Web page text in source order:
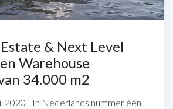
& Next Level
Warehouse
34.000 m2
2020 | In Nederlands nummer één